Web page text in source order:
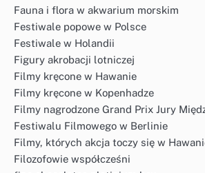
Fauna i flora w akwarium morskim
Festiwale popowe w Polsce
Festiwale w Holandii
Figury akrobacji lotniczej
Filmy kręcone w Hawanie
Filmy kręcone w Kopenhadze
Filmy nagrodzone Grand Prix Jury
Festiwalu Filmowego w Berlinie
Filmy, których akcja toczy się w
Filozofowie współcześni